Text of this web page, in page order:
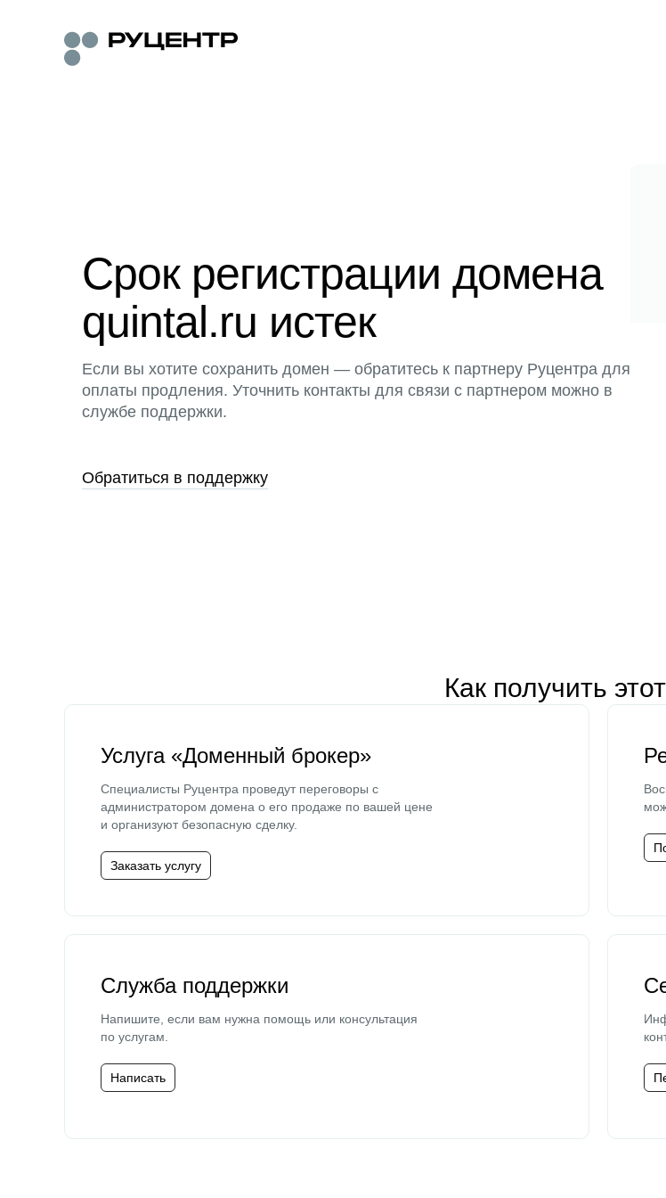
Срок регистрации домена
quintal.ru истек
Если вы хотите сохранить домен — обратитесь к партнеру Руцентра для
оплаты продления. Уточнить контакты для связи с партнером можно в
службе поддержки.
Обратиться в поддержку
Как получить
Услуга «Доменный брокер»
Специалисты Руцентра проведут переговоры с
администратором домена о его продаже по вашей цене
и организуют безопасную сделку.
Заказать услугу
Служба поддержки
Напишите, если вам нужна помощь или консультация
по услугам.
Написать